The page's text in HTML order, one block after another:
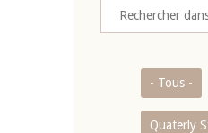
- Tous -
Quaterly